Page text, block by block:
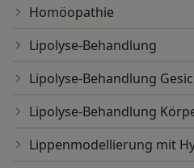
Homöopathie
Lipolyse-Behandlung
Lipolyse-Behandlung
Lipolyse-Behandlung
Lippenmodellierung mit